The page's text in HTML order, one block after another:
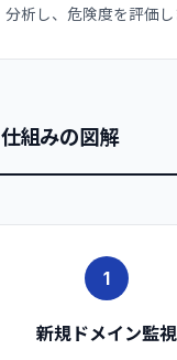
分析し、危険度を評価し
仕組みの図解
1
新規ドメイン監視